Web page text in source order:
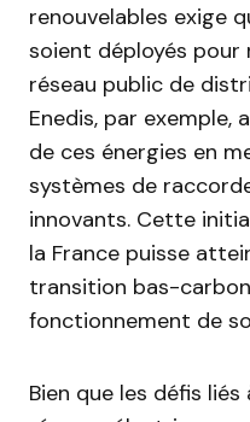
renouvelables exige
soient déployés pour
réseau public de
Enedis, par exemple,
de ces énergies en
systèmes de
innovants. Cette
la France puisse
transition bas-
fonctionnement de
Bien que les défis